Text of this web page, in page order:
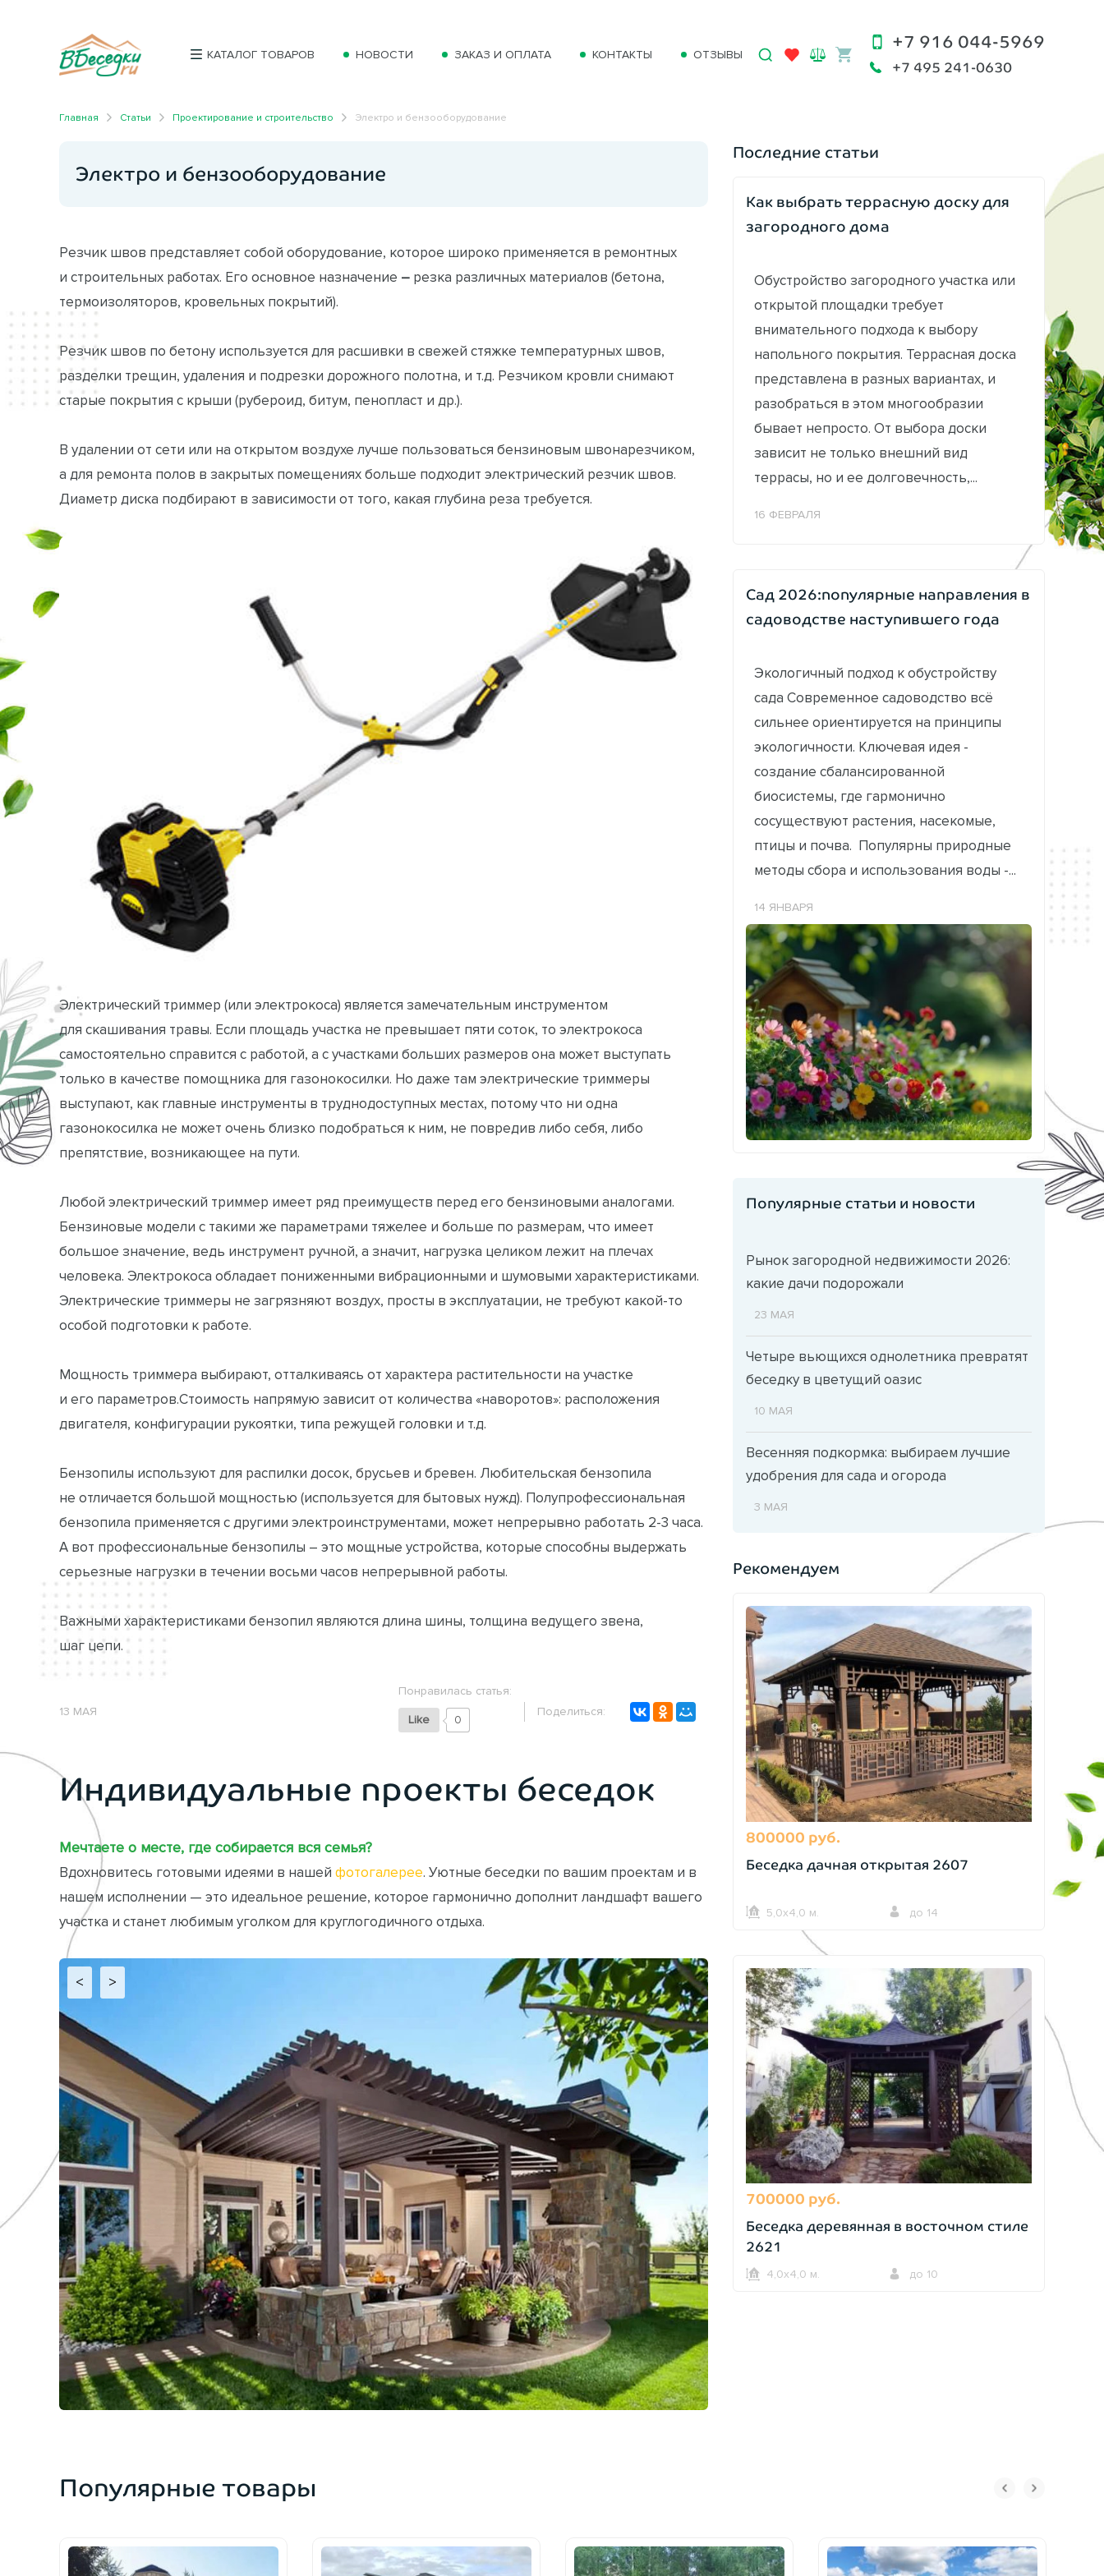
КАТАЛОГ ТОВАРОВ НОВОСТИ ЗАКАЗ И ОПЛАТА КОНТАКТЫ ОТЗЫВЫ
+7 916 044-5969
+7 495 241-0630
Главная Статьи Проектирование и строительство Электро и бензооборудование
Электро и бензооборудование
Резчик швов представляет собой оборудование, которое широко применяется в ремонтных
и строительных работах. Его основное назначение – резка различных материалов (бетона,
термоизоляторов, кровельных покрытий).
Резчик швов по бетону используется для расшивки в свежей стяжке температурных швов,
разделки трещин, удаления и подрезки дорожного полотна, и т.д. Резчиком кровли снимают
старые покрытия с крыши (рубероид, битум, пенопласт и др.).
В удалении от сети или на открытом воздухе лучше пользоваться бензиновым швонарезчиком,
а для ремонта полов в закрытых помещениях больше подходит электрический резчик швов.
Диаметр диска подбирают в зависимости от того, какая глубина реза требуется.
Электрический триммер (или электрокоса) является замечательным инструментом
для скашивания травы. Если площадь участка не превышает пяти соток, то электрокоса
самостоятельно справится с работой, а с участками больших размеров она может выступать
только в качестве помощника для газонокосилки. Но даже там электрические триммеры
выступают, как главные инструменты в труднодоступных местах, потому что ни одна
газонокосилка не может очень близко подобраться к ним, не повредив либо себя, либо
препятствие, возникающее на пути.
Любой электрический триммер имеет ряд преимуществ перед его бензиновыми аналогами.
Бензиновые модели с такими же параметрами тяжелее и больше по размерам, что имеет
большое значение, ведь инструмент ручной, а значит, нагрузка целиком лежит на плечах
человека. Электрокоса обладает пониженными вибрационными и шумовыми характеристиками.
Электрические триммеры не загрязняют воздух, просты в эксплуатации, не требуют какой-то
особой подготовки к работе.
Мощность триммера выбирают, отталкиваясь от характера растительности на участке
и его параметров.Стоимость напрямую зависит от количества «наворотов»: расположения
двигателя, конфигурации рукоятки, типа режущей головки и т.д.
Бензопилы используют для распилки досок, брусьев и бревен. Любительская бензопила
не отличается большой мощностью (используется для бытовых нужд). Полупрофессиональная
бензопила применяется с другими электроинструментами, может непрерывно работать 2-3 часа.
А вот профессиональные бензопилы – это мощные устройства, которые способны выдержать
серьезные нагрузки в течении восьми часов непрерывной работы.
Важными характеристиками бензопил являются длина шины, толщина ведущего звена,
шаг цепи.
13 МАЯ
Понравилась статья:
Like 0
Поделиться:
Индивидуальные проекты беседок
Мечтаете о месте, где собирается вся семья?
Вдохновитесь готовыми идеями в нашей фотогалерее. Уютные беседки по вашим проектам и в
нашем исполнении — это идеальное решение, которое гармонично дополнит ландшафт вашего
участка и станет любимым уголком для круглогодичного отдыха.
< >
Последние статьи
Как выбрать террасную доску для
загородного дома
Обустройство загородного участка или
открытой площадки требует
внимательного подхода к выбору
напольного покрытия. Террасная доска
представлена в разных вариантах, и
разобраться в этом многообразии
бывает непросто. От выбора доски
зависит не только внешний вид
террасы, но и ее долговечность,...
16 ФЕВРАЛЯ
Сад 2026:популярные направления в
садоводстве наступившего года
Экологичный подход к обустройству
сада Современное садоводство всё
сильнее ориентируется на принципы
экологичности. Ключевая идея -
создание сбалансированной
биосистемы, где гармонично
сосуществуют растения, насекомые,
птицы и почва. Популярны природные
методы сбора и использования воды -...
14 ЯНВАРЯ
Популярные статьи и новости
Рынок загородной недвижимости 2026:
какие дачи подорожали
23 МАЯ
Четыре вьющихся однолетника превратят
беседку в цветущий оазис
10 МАЯ
Весенняя подкормка: выбираем лучшие
удобрения для сада и огорода
3 МАЯ
Рекомендуем
800000 руб.
Беседка дачная открытая 2607
5,0х4,0 м. до 14
700000 руб.
Беседка деревянная в восточном стиле
2621
4,0х4,0 м. до 10
Популярные товары